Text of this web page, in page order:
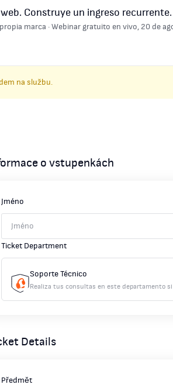
Construye un ingreso recurrente.
marca · Webinar gratuito en vivo, 20 de
na službu.
o vstupenkách
Jméno
Ticket Department
Soporte Técnico
Realiza tus consultas en este departamento
Details
Předmět